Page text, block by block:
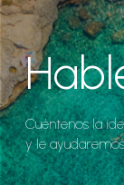
Cuéntenos la
y le